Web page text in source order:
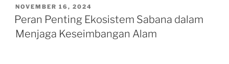
POSTED
ON
NOVEMBER 16, 2024
Peran Penting Ekosistem Sabana dalam
Menjaga Keseimbangan Alam